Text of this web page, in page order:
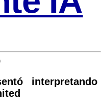
interpretando